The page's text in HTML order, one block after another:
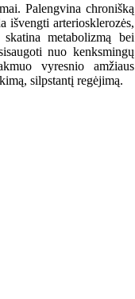
Palengvina chronišką
išvengti arteriosklerozės,
metabolizmą bei
nuo kenksmingų
vyresnio amžiaus
silpstantį regėjimą.